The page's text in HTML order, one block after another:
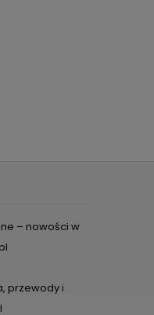
– nowości w
przewody i